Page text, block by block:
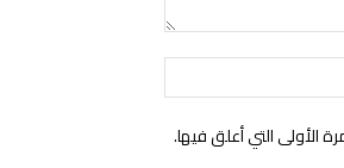
التعليق:
اسم:*
الأولى التي أعلق فيها.